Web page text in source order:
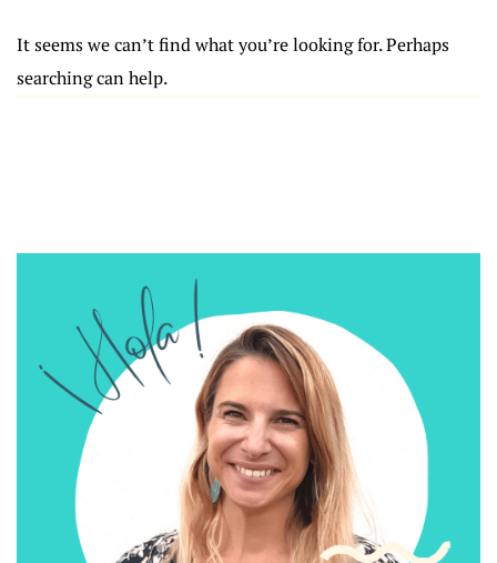
It seems we can’t find what you’re looking for. Perhaps
searching can help.